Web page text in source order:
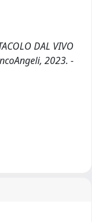
DAL VIVO
2023. -